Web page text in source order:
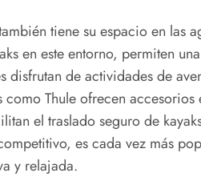
tiene su espacio en las
en este entorno, permiten
de actividades de
Thule ofrecen
el traslado seguro de
es cada vez más
y relajada.